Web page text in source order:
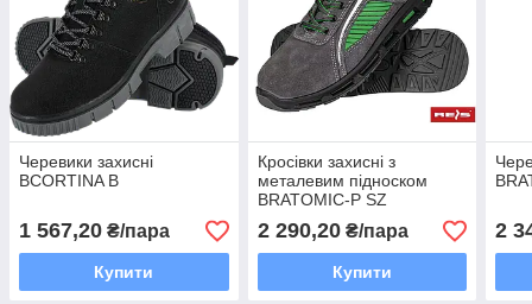
Черевики захисні
BCORTINA B
1 567,20 ₴/пара
Купити
Кросівки захисні з
металевим підноском
BRATOMIC-P SZ
2 290,20₴/пара
Купити
2